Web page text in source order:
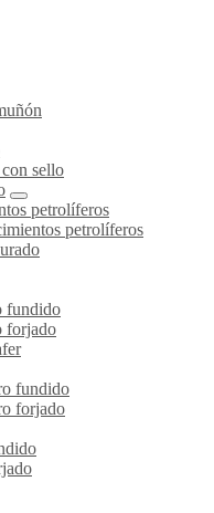
sello
petrolíferos
petrolíferos
fundido
forjado
fundido
forjado